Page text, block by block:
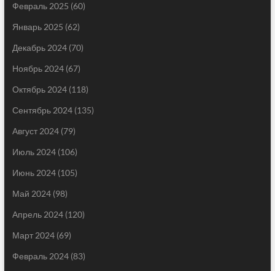
Февраль 2025 (60)
Январь 2025 (62)
Декабрь 2024(70)
Ноябрь 2024(67)
Октябрь 2024(118)
Сентябрь 2024(135)
Август 2024(79)
Июль 2024(106)
Июнь 2024(105)
Май 2024(98)
Апрель 2024(120)
Март 2024(69)
Февраль 2024(83)